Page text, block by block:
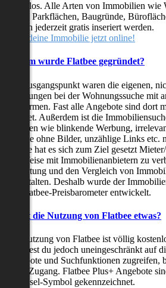
kostenlos. Alle Arten von Immobilien wie
Villen, Parkflächen, Baugründe,
können jederzeit gratis inseriert werden.
Stelle deine Immobilie jetzt online!
Warum wurde Flatbee gegründet?
Der Ausgangspunkt waren die eigenen,
Erfahrungen bei der Wohnungssuche mit
Plattformen. Fast alle Angebote sind dort
behaftet. Außerdem ist die
Faktoren wie blinkende Werbung,
Inserate ohne Bilder, unzählige Links etc.
Flatbee hat es sich zum Ziel gesetzt
und Weise mit Immobilienanbietern zu
Bewertung und den Vergleich von
zu gestalten. Deshalb wurde der
und Flatbee-Preisbarometer entwickelt.
Kostet die Nutzung von Flatbee etwas?
Die Nutzung von Flatbee ist völlig
Möchtest du jedoch uneingeschränkt auf
Angebote und Suchfunktionen zugreifen,
Plus+ Zugang. Flatbee Plus+ Angebote
Schlüssel-Symbol gekennzeichnet.